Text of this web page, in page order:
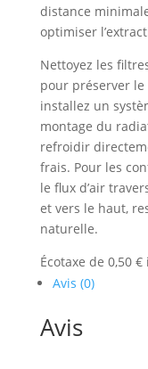
distance
optimiser
Nettoyez les
pour préserver le
installez un
montage du
refroidir
frais. Pour les
le flux d’air
et vers le haut,
naturelle.
Écotaxe de 0,50
Avis (0)
Avis